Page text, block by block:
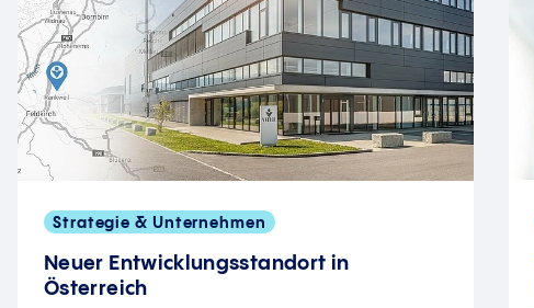
Strategie & Unternehmen
Neuer Entwicklungsstandort in
Österreich